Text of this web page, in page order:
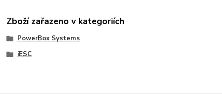
Zboží zařazeno v kategoriích
PowerBox Systems
iESC